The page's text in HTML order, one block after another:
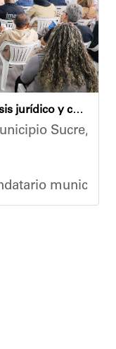
estado
el estado
Héctor
articulado
Café con Leyes fortalece el análisis jurídico y constitucional en el municipio Sucre
Sucre,